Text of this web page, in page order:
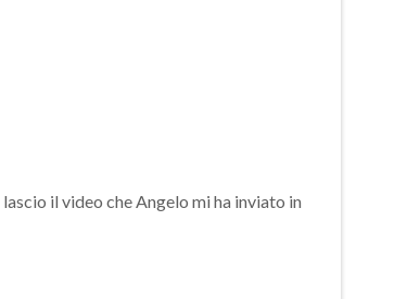
il video che Angelo mi ha inviato in